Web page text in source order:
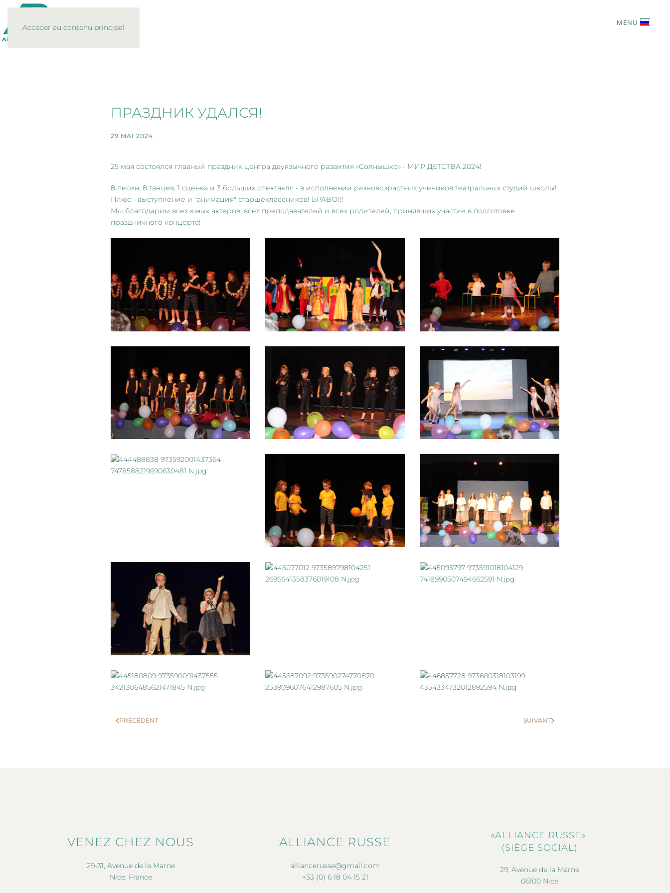
Accéder au contenu principal
MENU
ПРАЗДНИК УДАЛСЯ!
29 MAI 2024
25 мая состоялся главный праздник центра двуязычного развития «Солнышко» - МИР ДЕТСТВА 2024!
8 песен, 8 танцев, 1 сценка и 3 больших спектакля - в исполнении разновозрастных учеников театральных студий школы!
Плюс - выступление и "анимация" старшеклассников! БРАВО!!!
Мы благодарим всех юных актеров, всех преподавателей и всех родителей, принявших участие в подготовке
праздничного концерта!
PRÉCÉDENT SUIVANT
VENEZ CHEZ NOUS
29-31, Avenue de la Marne
Nice, France
ALLIANCE RUSSE
alliancerusse@gmail.com
+33 (0) 6 18 04 15 21
«ALLIANCE RUSSE»
(SIÈGE SOCIAL)
29, Avenue de la Marne
06100 Nice